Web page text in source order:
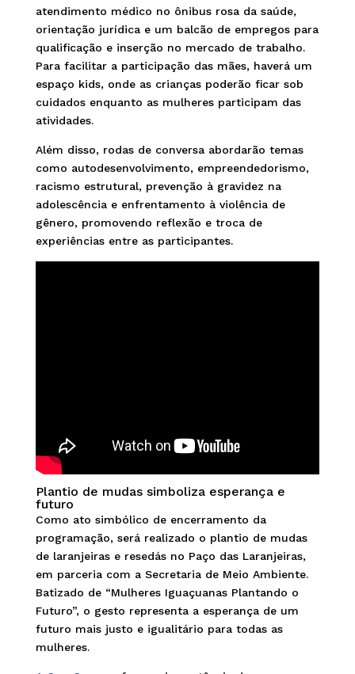
atendimento médico no ônibus rosa da saúde,
orientação jurídica e um balcão de empregos para
qualificação e inserção no mercado de trabalho.
Para facilitar a participação das mães, haverá um
espaço kids, onde as crianças poderão ficar sob
cuidados enquanto as mulheres participam das
atividades.
Além disso, rodas de conversa abordarão temas
como autodesenvolvimento, empreendedorismo,
racismo estrutural, prevenção à gravidez na
adolescência e enfrentamento à violência de
gênero, promovendo reflexão e troca de
experiências entre as participantes.
Plantio de mudas simboliza esperança e
futuro
Como ato simbólico de encerramento da
programação, será realizado o plantio de mudas
de laranjeiras e resedás no Paço das Laranjeiras,
em parceria com a Secretaria de Meio Ambiente.
Batizado de “Mulheres Iguaçuanas Plantando o
Futuro”, o gesto representa a esperança de um
futuro mais justo e igualitário para todas as
mulheres.